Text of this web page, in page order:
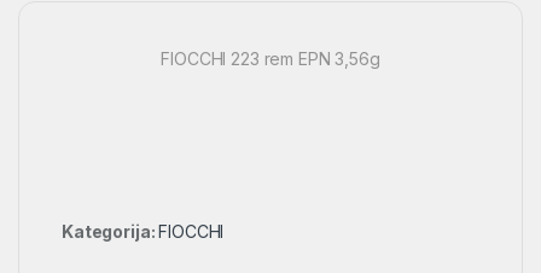
FIOCCHI 223 rem EPN 3,56g
Kategorija:FIOCCHI